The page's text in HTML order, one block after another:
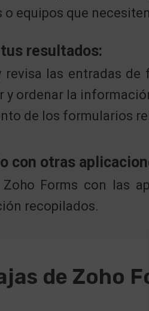
o equipos que
resultados:
revisa las entradas
y ordenar la
de los formularios
con otras
Zoho Forms con las
recopilados.
de Zoho